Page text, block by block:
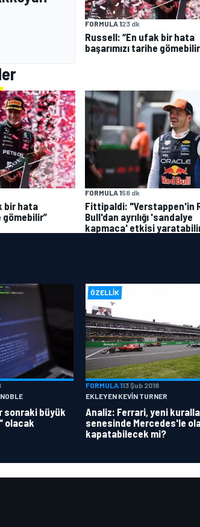
FORMULA 123 dk
Russell: “En ufak bir hata
başarımızı tarihe
bir hata
gömebilir”
FORMULA 158 dk
Fittipaldi: "Verstappen'in
Bull'dan ayrılığı 'sandalye
kapmaca' etkisi
sonraki büyük
olacak
ÖZELLIK
FORMULA 113 Şub 2018
EKLEYEN KEVIN TURNER
Analiz: Ferrari, yeni
senesinde Mercedes'le
kapatabilecek mi?